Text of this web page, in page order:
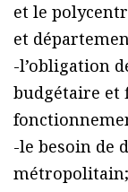
et le
et
-l’obligation
budgétaire et
-le besoin de
métropolitain;